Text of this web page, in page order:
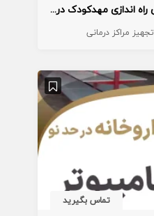
مشارکت با سرمایه گذار برای راه اندازی مهدکودک در منطقه4
تجهیز مراکز درمانی
تماس بگیرید